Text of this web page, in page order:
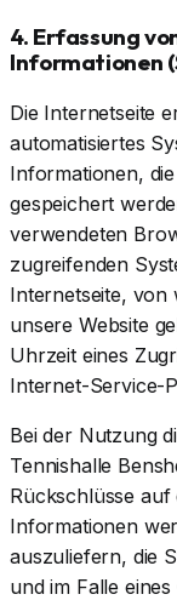
4. Erfassung
Informationen
Die Internetseite
automatisiertes
Informationen,
gespeichert
verwendeten
zugreifenden
Internetseite, von
unsere Website
Uhrzeit eines
Internet-Service-
Bei der Nutzung
Tennishalle
Rückschlüsse
Informationen
auszuliefern, die
und im Falle